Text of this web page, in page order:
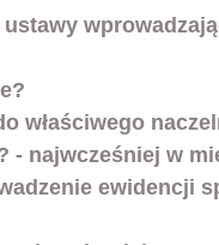
właściwego
ewidencji